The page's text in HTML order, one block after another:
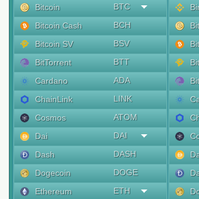
Bitcoin
BTC
Bitcoin Cash
BCH
Bitcoin SV
BSV
BitTorrent
BTT
Cardano
ADA
ChainLink
LINK
Cosmos
ATOM
Dai
DAI
Dash
DASH
Dogecoin
DOGE
Ethereum
ETH